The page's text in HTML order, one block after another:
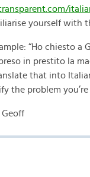
yourself with
“Ho chiesto a
in prestito la
that into
the problem you’re
Geoff